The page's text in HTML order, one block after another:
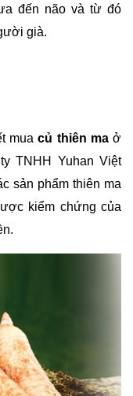
đến não và từ đó
già.
mua củ thiên ma ở
TNHH Yuhan Việt
sản phẩm thiên ma
kiểm chứng của